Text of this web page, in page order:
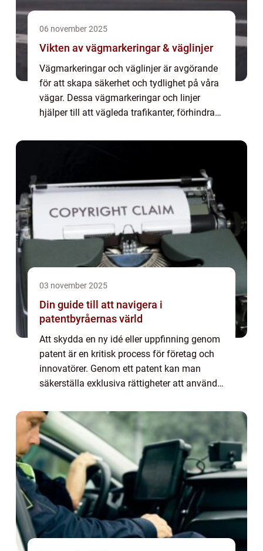
06 november 2025
Vikten av vägmarkeringar & väglinjer
Vägmarkeringar och väglinjer är avgörande
för att skapa säkerhet och tydlighet på våra
vägar. Dessa vägmarkeringar och linjer
hjälper till att vägleda trafikanter, förhindra
03 november 2025
Din guide till att navigera i
patentbyråernas värld
Att skydda en ny idé eller uppfinning genom
patent är en kritisk process för företag och
innovatörer. Genom ett patent kan man
säkerställa exklusiva rättigheter att använda